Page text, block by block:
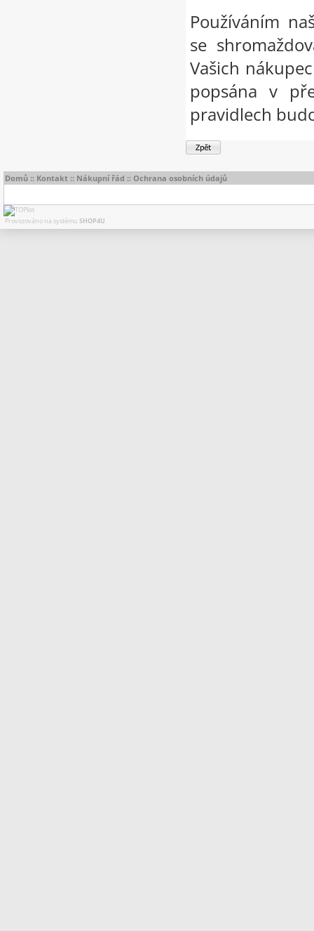
Používáním
se
Vašich
popsána v
pravidlech
Domů :: Kontakt :: Nákupní řád :: Ochrana osobních údajů
Provozováno na systému SHOP4U